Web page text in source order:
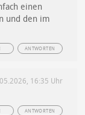
einen
und den im
ANTWORTEN
16:35 Uhr
ANTWORTEN